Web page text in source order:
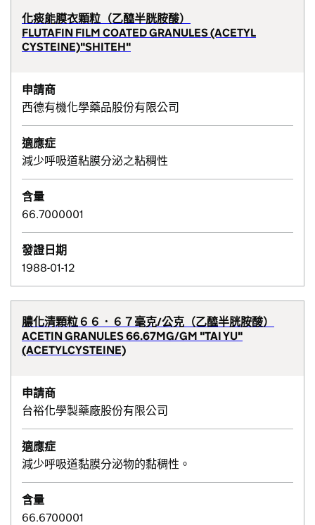
化痰能膜衣顆粒（乙醯半胱胺酸）
FLUTAFIN FILM COATED GRANULES (ACETYL
CYSTEINE)"SHITEH"
申請商
西德有機化學藥品股份有限公司
適應症
減少呼吸道粘膜分泌之粘稠性
含量
66.7000001
發證日期
1988-01-12
膿化清顆粒６６．６７毫克/公克（乙醯半胱胺酸）
ACETIN GRANULES 66.67MG/GM "TAI YU"
(ACETYLCYSTEINE)
申請商
台裕化學製藥廠股份有限公司
適應症
減少呼吸道黏膜分泌物的黏稠性。
含量
66.6700001